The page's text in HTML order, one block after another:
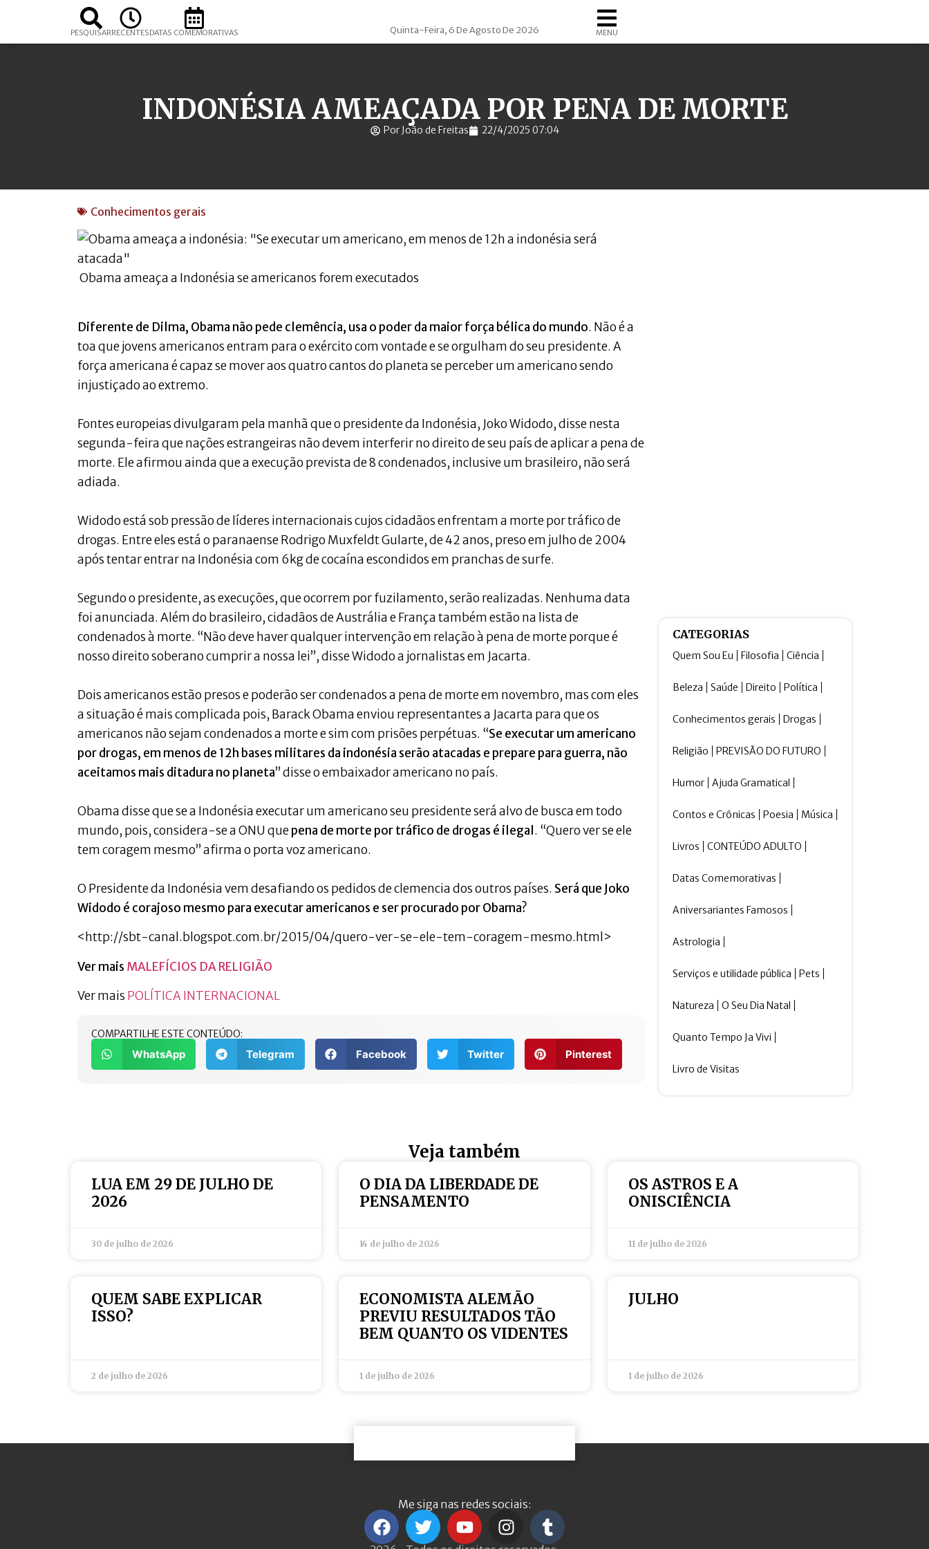
PESQUISARRECENTESDATAS COMEMORATIVAS Quinta-Feira, 6 De Agosto De 2026 MENU
INDONÉSIA AMEAÇADA POR PENA DE MORTE
Por João de Freitas 22/4/2025 07:04
Conhecimentos gerais
Obama ameaça a Indonésia se americanos forem executados
Diferente de Dilma, Obama não pede clemência, usa o poder da maior força bélica do mundo. Não é a
toa que jovens americanos entram para o exército com vontade e se orgulham do seu presidente. A
força americana é capaz se mover aos quatro cantos do planeta se perceber um americano sendo
injustiçado ao extremo.
Fontes europeias divulgaram pela manhã que o presidente da Indonésia, Joko Widodo, disse nesta
segunda-feira que nações estrangeiras não devem interferir no direito de seu país de aplicar a pena de
morte. Ele afirmou ainda que a execução prevista de 8 condenados, inclusive um brasileiro, não será
adiada.
Widodo está sob pressão de líderes internacionais cujos cidadãos enfrentam a morte por tráfico de
drogas. Entre eles está o paranaense Rodrigo Muxfeldt Gularte, de 42 anos, preso em julho de 2004
após tentar entrar na Indonésia com 6kg de cocaína escondidos em pranchas de surfe.
Segundo o presidente, as execuções, que ocorrem por fuzilamento, serão realizadas. Nenhuma data
foi anunciada. Além do brasileiro, cidadãos de Austrália e França também estão na lista de
condenados à morte. “Não deve haver qualquer intervenção em relação à pena de morte porque é
nosso direito soberano cumprir a nossa lei”, disse Widodo a jornalistas em Jacarta.
Dois americanos estão presos e poderão ser condenados a pena de morte em novembro, mas com eles
a situação é mais complicada pois, Barack Obama enviou representantes a Jacarta para que os
americanos não sejam condenados a morte e sim com prisões perpétuas. “Se executar um americano
por drogas, em menos de 12h bases militares da indonésia serão atacadas e prepare para guerra, não
aceitamos mais ditadura no planeta” disse o embaixador americano no país.
Obama disse que se a Indonésia executar um americano seu presidente será alvo de busca em todo
mundo, pois, considera-se a ONU quepena de morte por tráfico de drogas é ilegal . “Quero ver se ele
tem coragem mesmo” afirma o porta voz americano.
O Presidente da Indonésia vem desafiando os pedidos de clemencia dos outros países. Será que Joko
Widodo é corajoso mesmo para executar americanos e ser procurado por Obama?
<http://sbt-canal.blogspot.com.br/2015/04/quero-ver-se-ele-tem-coragem-mesmo.html>
Ver mais MALEFÍCIOS DA RELIGIÃO
Ver mais POLÍTICA INTERNACIONAL
COMPARTILHE ESTE CONTEÚDO:
WhatsApp Telegram Facebook Twitter Pinterest
CATEGORIAS
Quem Sou Eu Filosofia Ciência
Beleza Saúde Direito Política
Conhecimentos gerais Drogas
Religião PREVISÃO DO FUTURO
Humor Ajuda Gramatical
Contos e Crônicas Poesia Música
Livros CONTEÚDO ADULTO
Datas Comemorativas
Aniversariantes Famosos
Astrologia
Serviços e utilidade pública Pets
Natureza O Seu Dia Natal
Quanto Tempo Ja Vivi
Livro de Visitas
Veja também
LUA EM 29 DE JULHO DE
2026
30 de julho de 2026
O DIA DA LIBERDADE DE
PENSAMENTO
14 de julho de 2026
OS ASTROS E A
ONISCIÊNCIA
11 de julho de 2026
QUEM SABE EXPLICAR
ISSO?
2 de julho de 2026
ECONOMISTA ALEMÃO
PREVIU RESULTADOS TÃO
BEM QUANTO OS VIDENTES
1 de julho de 2026
JULHO
1 de julho de 2026
Me siga nas redes sociais: